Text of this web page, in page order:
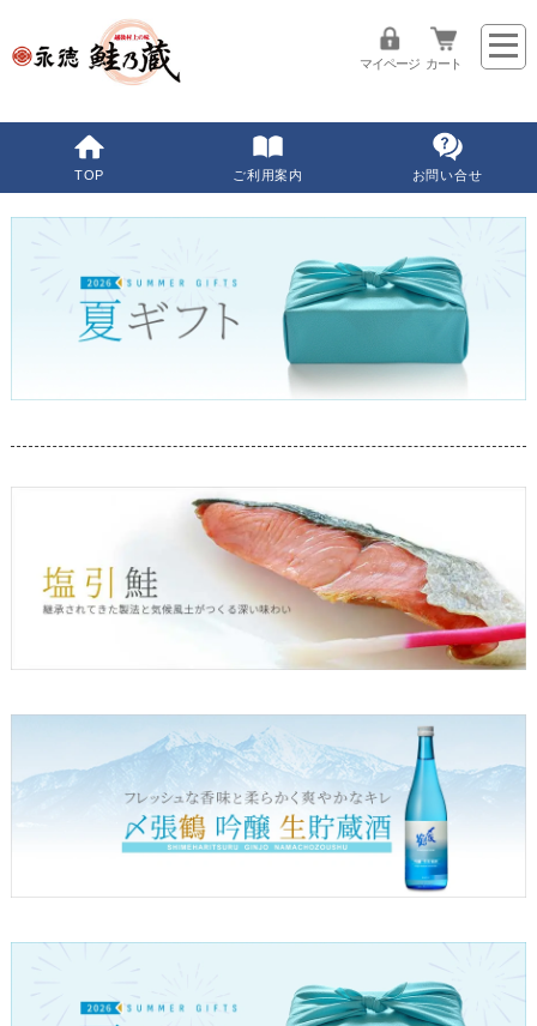
マイページ カート
TOP ご利用案内 お問い合せ